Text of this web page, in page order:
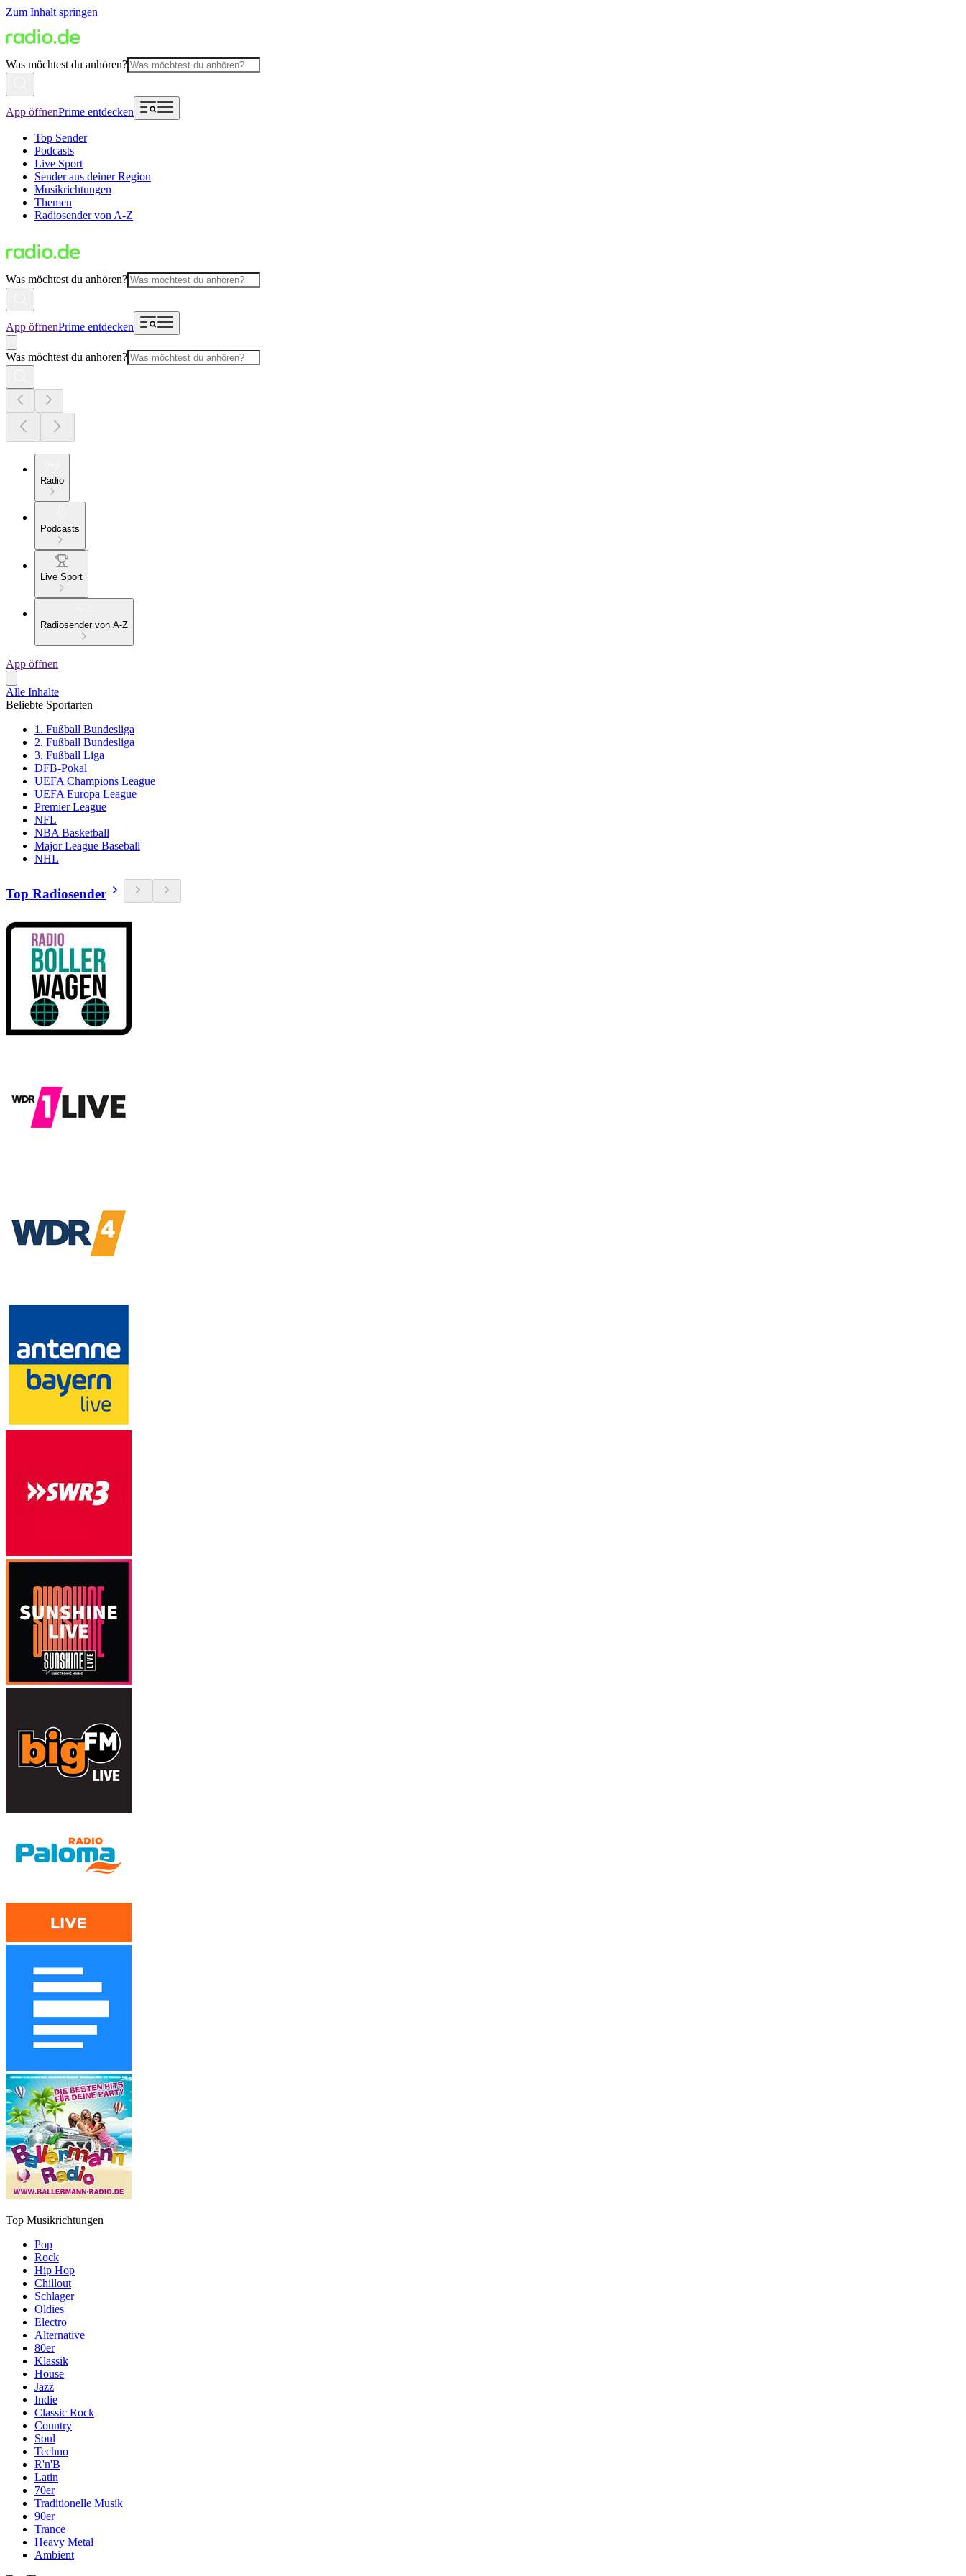
Zum Inhalt springen
Was möchtest du anhören?
App öffnenPrime entdecken
Top Sender
Podcasts
Live Sport
Sender aus deiner Region
Musikrichtungen
Themen
Radiosender von A-Z
Was möchtest du anhören?
App öffnenPrime entdecken
Was möchtest du anhören?
Radio
Podcasts
Live Sport
Radiosender von A-Z
App öffnen
Alle Inhalte
Beliebte Sportarten
1. Fußball Bundesliga
2. Fußball Bundesliga
3. Fußball Liga
DFB-Pokal
UEFA Champions League
UEFA Europa League
Premier League
NFL
NBA Basketball
Major League Baseball
NHL
Top Radiosender
Top Musikrichtungen
Pop
Rock
Hip Hop
Chillout
Schlager
Oldies
Electro
Alternative
80er
Klassik
House
Jazz
Indie
Classic Rock
Country
Soul
Techno
R'n'B
Latin
70er
Traditionelle Musik
90er
Trance
Heavy Metal
Ambient